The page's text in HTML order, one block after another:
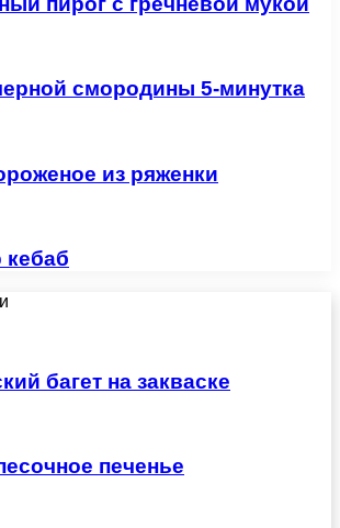
смородины 5-минутка
из ряженки
кебаб
багет на закваске
печенье